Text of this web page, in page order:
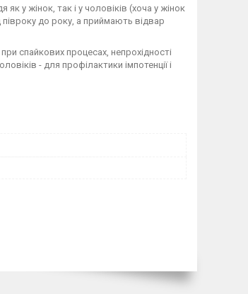
у жінок, так і у чоловіків (хоча у жінок
півроку до року, а приймають відвар
спайкових процесах, непрохідності
- для профілактики імпотенції і